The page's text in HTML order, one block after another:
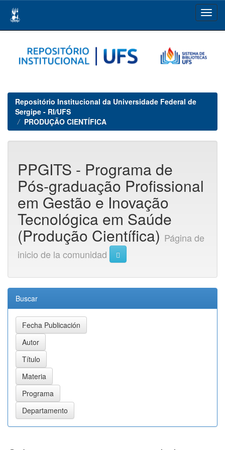
navigation
Repositório Institucional da Universidade Federal de
Sergipe - RI/UFS
PRODUÇÃO CIENTÍFICA
PPGITS - Programa de
Pós-graduação Profissional
em Gestão e Inovação
Tecnológica em Saúde
(Produção Científica) Página de
inicio de la comunidad
Buscar